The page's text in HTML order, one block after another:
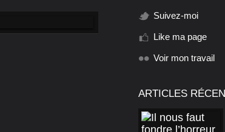
Suivez-moi
Like ma page
Voir mon travail
ARTICLES